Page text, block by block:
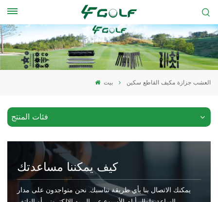
بيت العشب جزازة مكيف القاطع سكين
فئات المنتج
كيف يمكننا مساعدتك
يمكنك الاتصال بنا بأي طريقة تناسبك. نحن متواجدون على مدار